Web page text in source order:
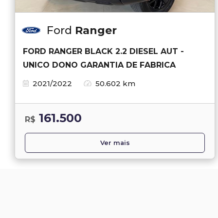
Ford Ranger
FORD RANGER BLACK 2.2 DIESEL AUT -
UNICO DONO GARANTIA DE FABRICA
2021/2022
50.602 km
R$ 161.500
Ver mais